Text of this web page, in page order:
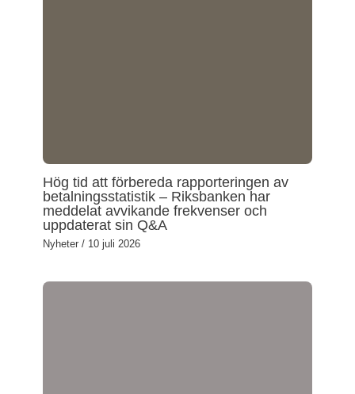
Hög tid att förbereda rapporteringen av
betalningsstatistik – Riksbanken har
meddelat avvikande frekvenser och
uppdaterat sin Q&A
Nyheter / 10 juli 2026